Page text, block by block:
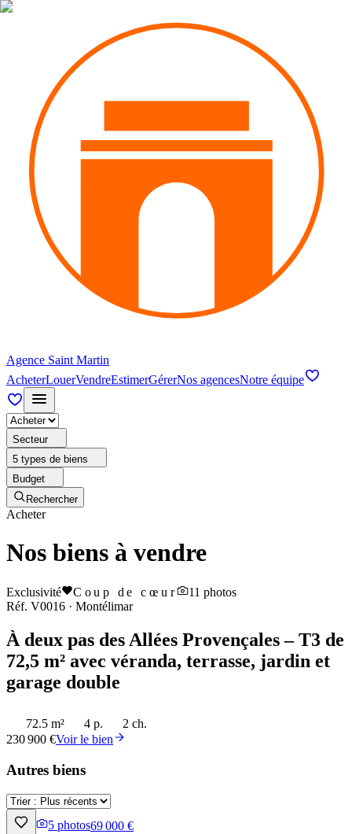
Agence Saint Martin
AcheterLouerVendreEstimerGérerNos agencesNotre équipe
Secteur
5 types de biens
Budget
Rechercher
Acheter
Nos biens à vendre
Exclusivité Coup de cœur 11 photos
Réf. V0016 · Montélimar
À deux pas des Allées Provençales – T3 de
72,5 m² avec véranda, terrasse, jardin et
garage double
72.5 m² 4 p.
2 ch.
230 900 €Voir le bien
Autres biens
5 photos69 000 €